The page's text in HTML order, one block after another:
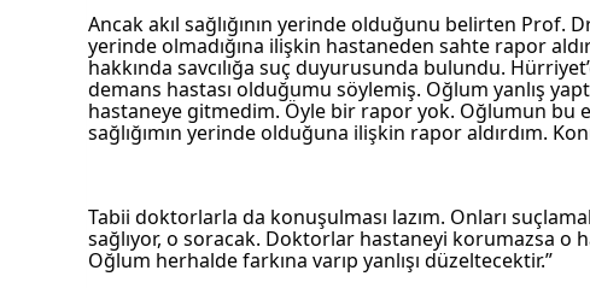
Ancak akıl sağlığının yerinde olduğunu belirten Prof.
yerinde olmadığına ilişkin hastaneden sahte rapor
hakkında savcılığa suç duyurusunda bulundu.
demans hastası olduğumu söylemiş. Oğlum yanlış
hastaneye gitmedim. Öyle bir rapor yok. Oğlumun bu
sağlığımın yerinde olduğuna ilişkin rapor aldırdım.
Tabii doktorlarla da konuşulması lazım. Onları
sağlıyor, o soracak. Doktorlar hastaneyi korumazsa o
Oğlum herhalde farkına varıp yanlışı düzeltecektir.”